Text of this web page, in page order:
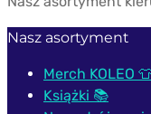
Nasz asortyment
Merch KOLEO
Książki 📚